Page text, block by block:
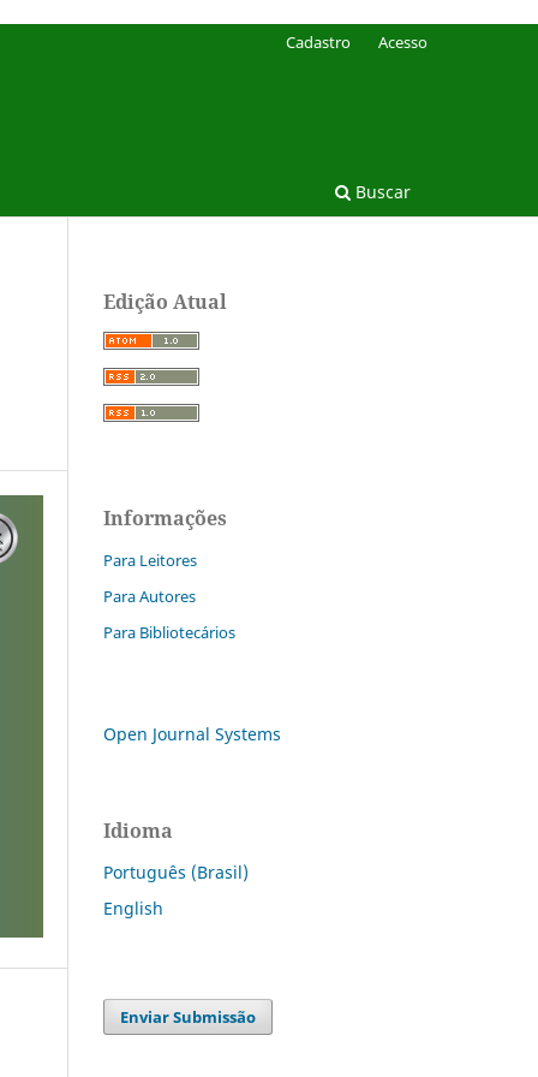
Buscar
Cadastro Acesso
Edição Atual
Informações
Para Leitores
Para Autores
Para Bibliotecários
Open Journal Systems
Idioma
Português (Brasil)
English
Enviar Submissão